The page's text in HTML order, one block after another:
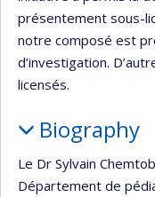
présentement sous-
notre composé est
d’investigation.
licensés.
Biography
Le Dr Sylvain
Département de